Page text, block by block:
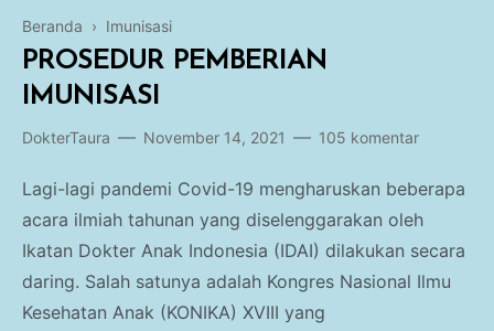
Blogging
Breastfeeding
Perawatan Bayi
Imunisasi
Tumbuh Kembang
Parenting
Beranda › Imunisasi
PROSEDUR PEMBERIAN
IMUNISASI
DokterTaura November 14, 2021 105 komentar
Lagi-lagi pandemi Covid-19 mengharuskan beberapa
acara ilmiah tahunan yang diselenggarakan oleh
Ikatan Dokter Anak Indonesia (IDAI) dilakukan secara
daring. Salah satunya adalah Kongres Nasional Ilmu
Kesehatan Anak (KONIKA) XVIII yang